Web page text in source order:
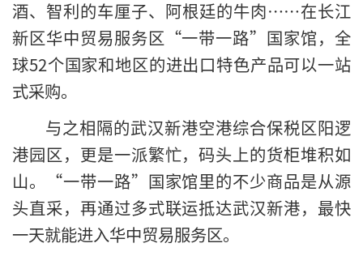
酒、智利的车厘子、阿根廷的牛肉……在长江
新区华中贸易服务区“一带一路”国家馆，全
球52个国家和地区的进出口特色产品可以一站
式采购。
与之相隔的武汉新港空港综合保税区阳逻
港园区，更是一派繁忙，码头上的货柜堆积如
山。“一带一路”国家馆里的不少商品是从源
头直采，再通过多式联运抵达武汉新港，最快
一天就能进入华中贸易服务区。